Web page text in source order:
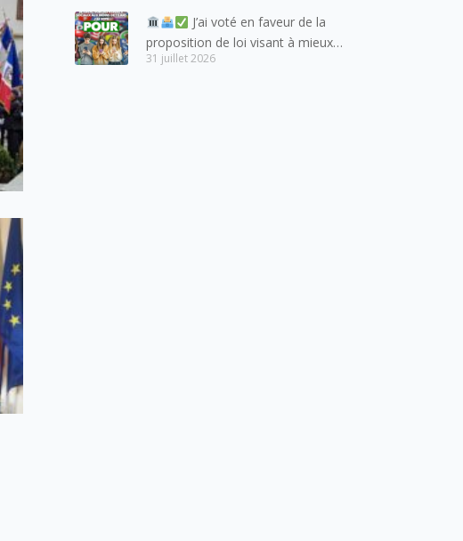
J’ai voté en faveur de la
proposition de loi visant à mieux
protéger les mineurs des risques
31 juillet 2026